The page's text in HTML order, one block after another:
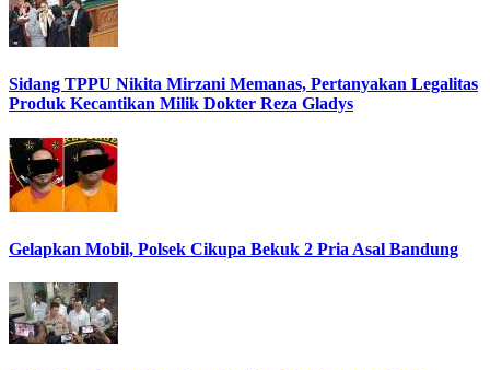
Sidang TPPU Nikita Mirzani Memanas, Pertanyakan Legalitas
Produk Kecantikan Milik Dokter Reza Gladys
Gelapkan Mobil, Polsek Cikupa Bekuk 2 Pria Asal Bandung